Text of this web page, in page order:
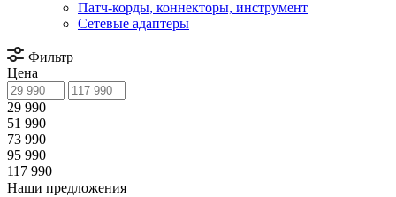
Патч-корды, коннекторы, инструмент
Сетевые адаптеры
Фильтр
Цена
29 990
51 990
73 990
95 990
117 990
Наши предложения